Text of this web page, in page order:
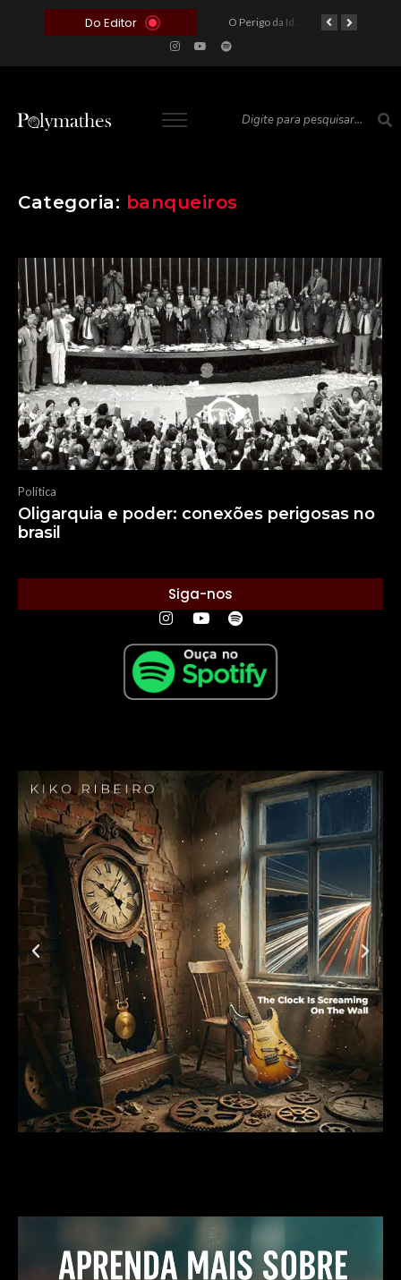
Do Editor
O Voto como Moeda: Clientelismo e o Analfabetismo Funcional Político no Brasil O Perigo da Ideologia Desenfreada na Justiça: Quando a Pauta Política Substitui a Pena Criminal
Categoria: banqueiros
Política
Oligarquia e poder: conexões perigosas no
brasil
Siga-nos